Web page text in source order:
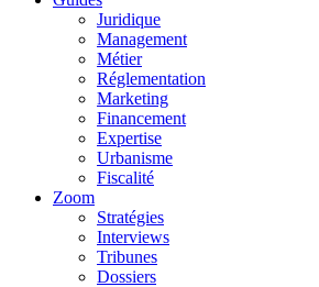
Juridique
Management
Métier
Réglementation
Marketing
Financement
Expertise
Urbanisme
Fiscalité
Zoom
Stratégies
Interviews
Tribunes
Dossiers